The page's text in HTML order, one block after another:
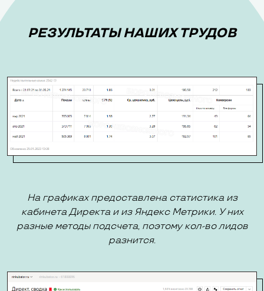
РЕЗУЛЬТАТЫ НАШИХ ТРУДОВ
На графиках предоставлена статистика из
кабинета Директа и из Яндекс Метрики. У них
разные методы подсчета, поэтому кол-во лидов
разнится.